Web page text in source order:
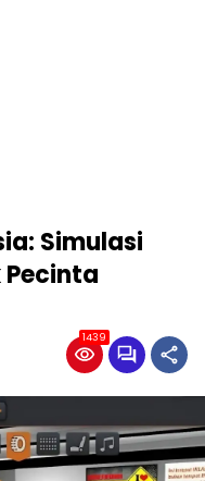
Simulasi
1439